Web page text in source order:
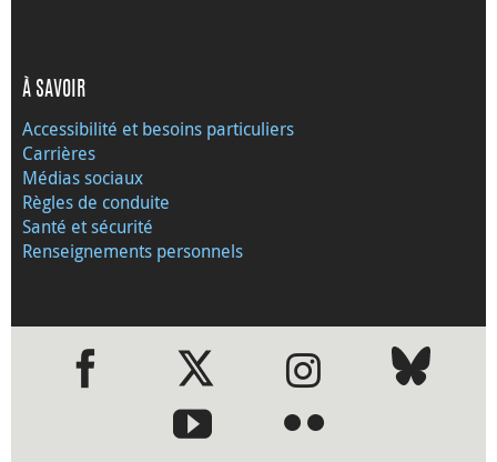
À SAVOIR
Accessibilité et besoins particuliers
Carrières
Médias sociaux
Règles de conduite
Santé et sécurité
Renseignements personnels
●●